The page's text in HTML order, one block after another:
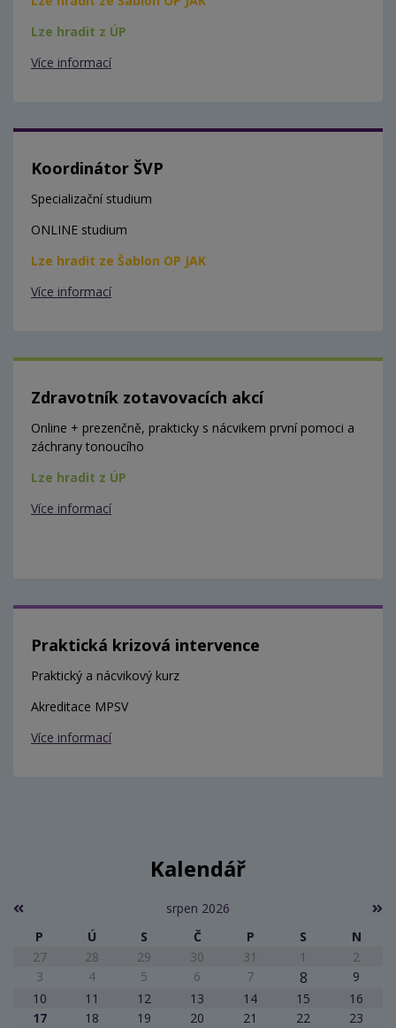
Lze hradit z ÚP
Více informací
Koordinátor ŠVP
Specializační studium
ONLINE studium
Lze hradit ze Šablon OP JAK
Více informací
Zdravotník zotavovacích akcí
Online + prezenčně, prakticky s nácvikem první pomoci a
záchrany tonoucího
Lze hradit z ÚP
Více informací
Praktická krizová intervence
Praktický a nácvikový kurz
Akreditace MPSV
Více informací
Kalendář
srpen 2026
P
Ú S Č P S
N
27
28 29 30 31 1
2
3
4 5 6 7 8
9
10
11 12 13 14 15
16
17
18 19 20 21 22
23